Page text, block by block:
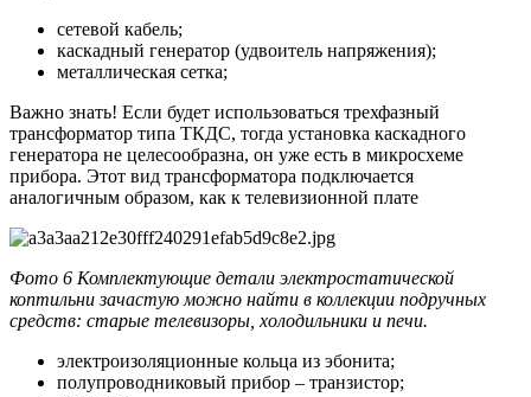
сетевой кабель;
каскадный генератор (удвоитель напряжения);
металлическая сетка;
Важно знать! Если будет использоваться трехфазный
трансформатор типа ТКДС, тогда установка каскадного
генератора не целесообразна, он уже есть в микросхеме
прибора. Этот вид трансформатора подключается
аналогичным образом, как к телевизионной плате
Фото 6 Комплектующие детали электростатической
коптильни зачастую можно найти в коллекции подручных
средств: старые телевизоры, холодильники и печи.
электроизоляционные кольца из эбонита;
полупроводниковый прибор – транзистор;